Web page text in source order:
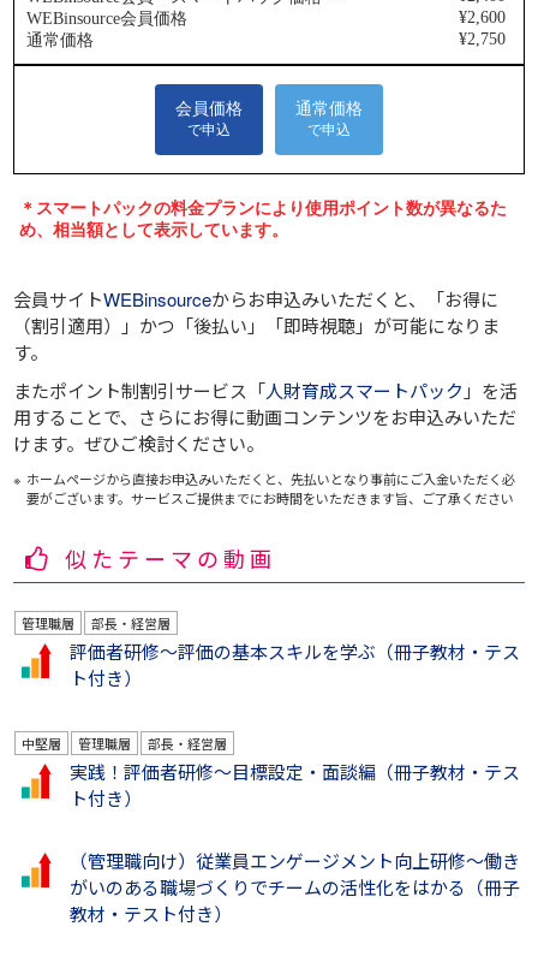
会員サイトWEBinsourceからお申込みいただくと、
「お得に
（割引適用）」 かつ 「後払い」 「即時視聴」 が可能になりま
す。
またポイント制割引サービス「人財育成スマートパック 」を活
用することで、さらにお得に動画コンテンツをお申込みいただ
けます。ぜひご検討ください。
ホームページから直接お申込みいただくと、先払いとなり事前にご入金いただく必
要がございます。サービスご提供までにお時間をいただきます旨、ご了承ください
似たテーマの動画
管理職層 部長・経営層
評価者研修～評価の基本スキルを学ぶ（冊子教材・テス
ト付き）
中堅層 管理職層 部長・経営層
実践！評価者研修～目標設定・面談編（冊子教材・テス
ト付き）
（管理職向け）従業員エンゲージメント向上研修～働き
がいのある職場づくりでチームの活性化をはかる（冊子
教材・テスト付き）